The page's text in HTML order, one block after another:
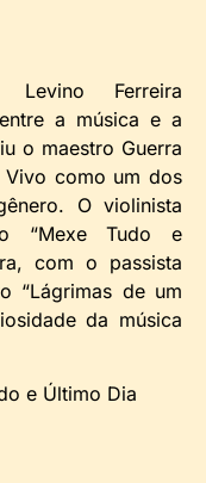
Ferreira
a música e a
o maestro Guerra
Vivo como um dos
O violinista
“Mexe Tudo e
com o passista
“Lágrimas de um
da música
e Último Dia